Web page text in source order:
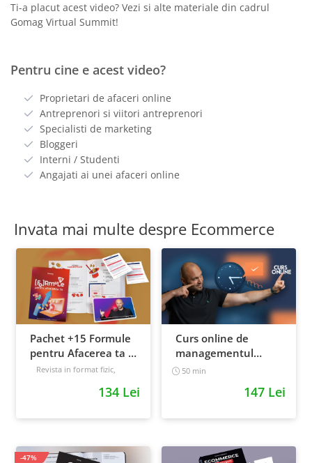
Ti-a placut acest video? Vezi si alte materiale din cadrul
Gomag Virtual Summit!
Pentru cine e acest video?
Proprietari de afaceri online
Antreprenori si viitori antreprenori
Specialisti de marketing
Bloggeri
Interni / Studenti
Angajati ai unei afaceri online
Invata mai multe despre Ecommerce
Pachet +15 Formule
pentru Afacerea ta +
Prompt-uri dedicate
Revista in format fizic,
134 Lei
Curs online de
managementul
timpului: cum sa
50 min
147 Lei
-47%